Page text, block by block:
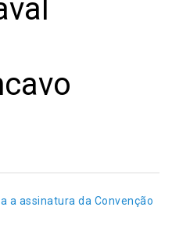
a assinatura da Convenção